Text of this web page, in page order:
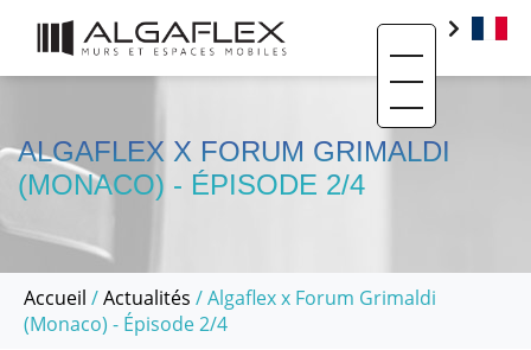
BASE DOCUMENTAIRE
SAV ET RÉEMPLOI
Toggle
ALGAFLEX X FORUM GRIMALDI
(MONACO) - ÉPISODE 2/4
Accueil /Actualités / Algaflex x Forum Grimaldi
(Monaco) - Épisode 2/4